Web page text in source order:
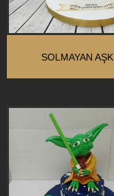
SOLMAYAN AŞK